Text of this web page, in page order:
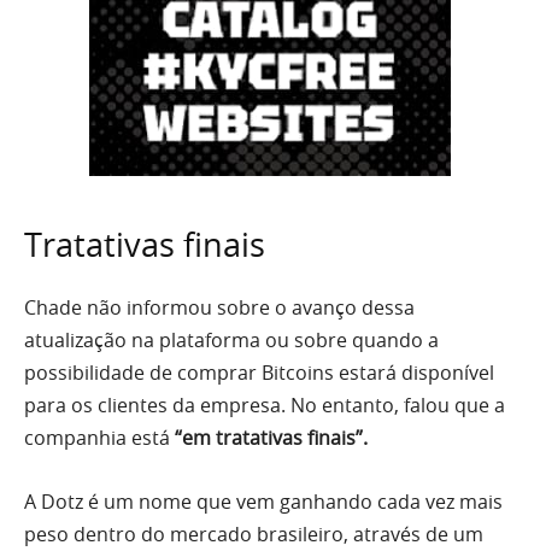
Tratativas finais
Chade não informou sobre o avanço dessa
atualização na plataforma ou sobre quando a
possibilidade de comprar Bitcoins estará disponível
para os clientes da empresa. No entanto, falou que a
companhia está “em tratativas finais”.
A Dotz é um nome que vem ganhando cada vez mais
peso dentro do mercado brasileiro, através de um